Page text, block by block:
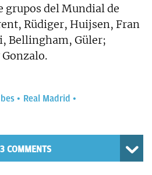
grupos del Mundial de
Rüdiger, Huijsen, Fran
Bellingham, Güler;
Real Madrid
3 COMMENTS